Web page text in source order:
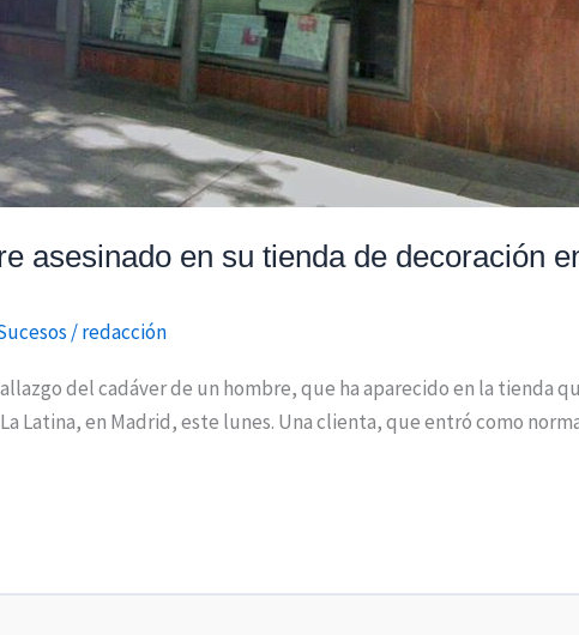
asesinado en su tienda de decoración
/redacción
del cadáver de un hombre, que ha aparecido en la tienda
Latina, en Madrid, este lunes. Una clienta, que entró como